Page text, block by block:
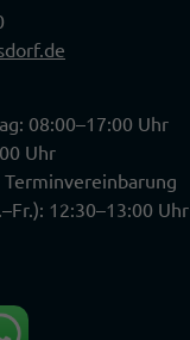
08:00–17:00 Uhr
Uhr
Terminvereinbarung
12:30–13:00 Uhr